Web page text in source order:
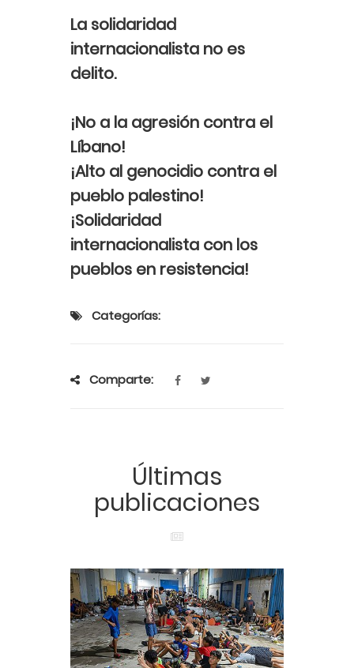
La solidaridad
internacionalista no es
delito.
¡No a la agresión contra el
Líbano!
¡Alto al genocidio contra el
pueblo palestino!
¡Solidaridad
internacionalista con los
pueblos en resistencia!
Categorías:
Comparte:
Últimas
publicaciones